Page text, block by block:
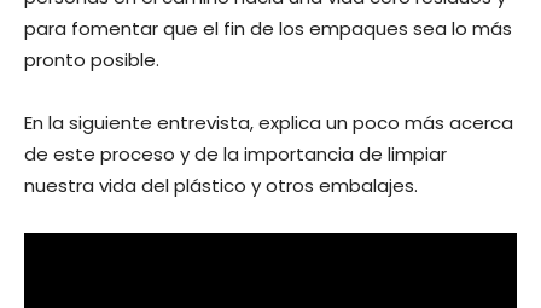
para fomentar que el fin de los empaques sea lo más
pronto posible.
En la siguiente entrevista, explica un poco más acerca
de este proceso y de la importancia de limpiar
nuestra vida del plástico y otros embalajes.